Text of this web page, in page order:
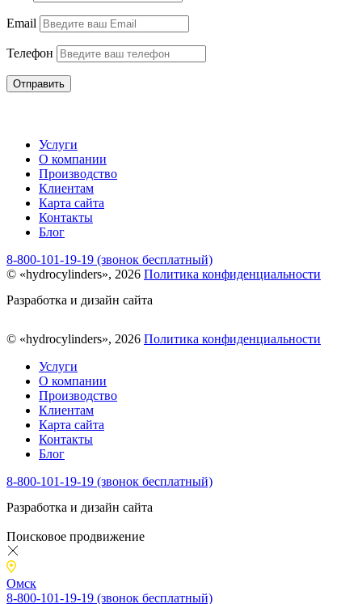
Email
Телефон
Отправить
Услуги
О компании
Производство
Клиентам
Карта сайта
Контакты
Блог
8-800-101-19-19 (звонок бесплатный)
© «hydrocylinders», 2026 Политика конфиденциальности
Разработка и дизайн сайта
© «hydrocylinders», 2026 Политика конфиденциальности
Услуги
О компании
Производство
Клиентам
Карта сайта
Контакты
Блог
8-800-101-19-19 (звонок бесплатный)
Разработка и дизайн сайта
Поисковое продвижение
Омск
8-800-101-19-19 (звонок бесплатный)